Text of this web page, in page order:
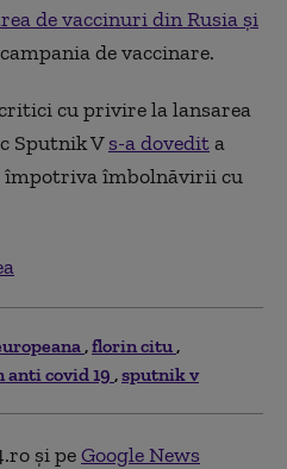
de vaccinuri din Rusia şi
de vaccinare.
cu privire la lansarea
Sputnik Vs-a dovedita
împotriva îmbolnăvirii cu
florin citu
anti covid 19 sputnik v
și peGoogle News